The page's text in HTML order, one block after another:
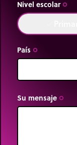
Nivel escolar trip_origin
País trip_origin
Su mensaje trip_origin